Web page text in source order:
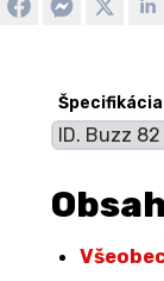
Špecifikácia
Obsah